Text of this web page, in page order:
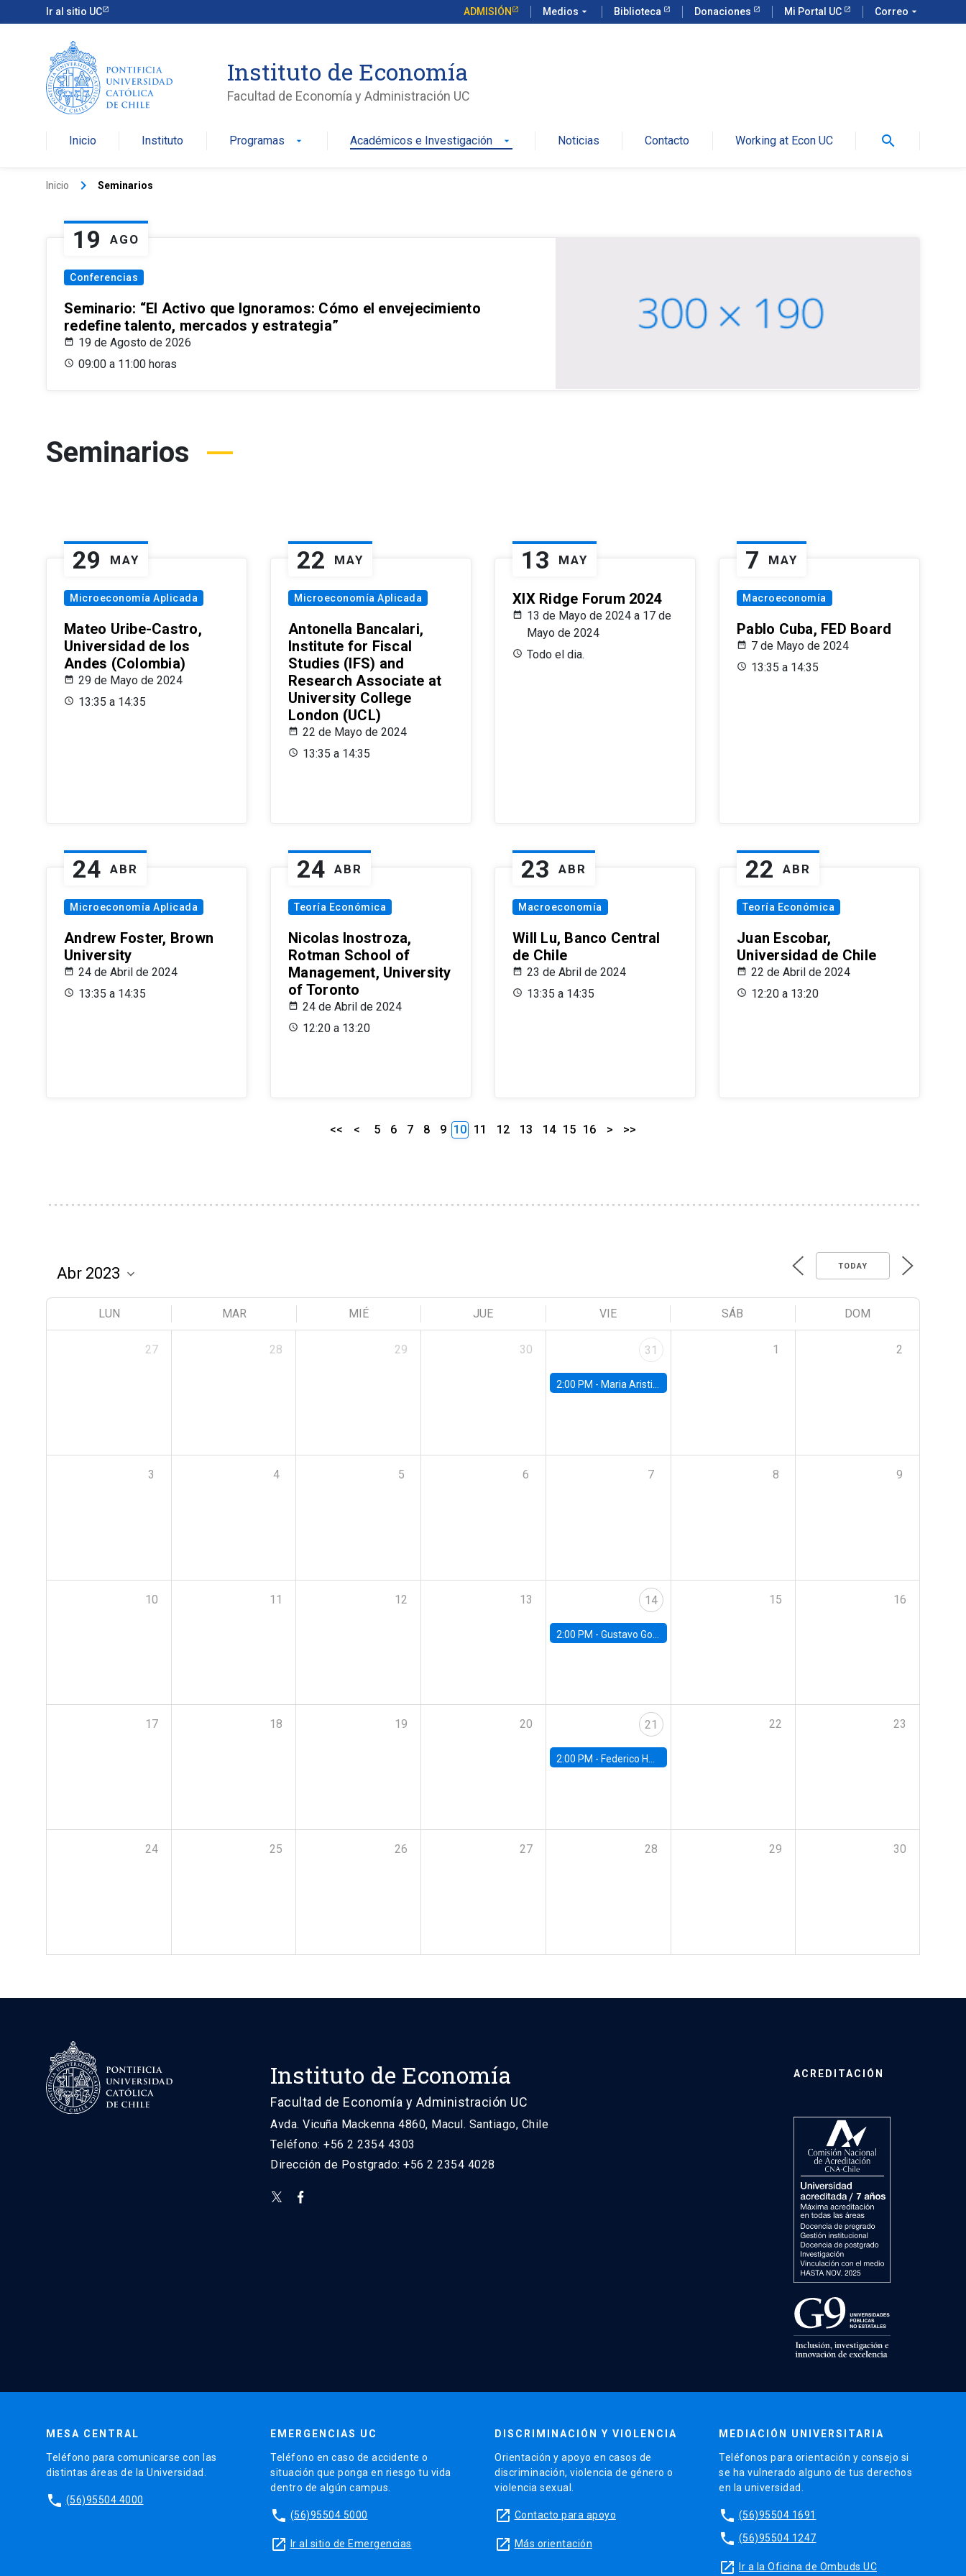
Ir al sitio UC ADMISIÓN Medios arrow_drop_down Biblioteca Donaciones Mi Portal UC Correo arrow_drop_down
Instituto de Economía
Facultad de Economía y Administración UC
Inicio Instituto Programas arrow_drop_down Académicos e Investigación arrow_drop_down Noticias Contacto Working at Econ UC search
Inicio keyboard_arrow_right Seminarios
19 AGO
Conferencias
Seminario: “El Activo que Ignoramos: Cómo el envejecimiento
redefine talento, mercados y estrategia”
19 de Agosto de 2026
09:00 a 11:00 horas
Seminarios
29 MAY
Microeconomía Aplicada
Mateo Uribe-Castro,
Universidad de los
Andes (Colombia)
29 de Mayo de 2024
13:35 a 14:35
22 MAY
Microeconomía Aplicada
Antonella Bancalari,
Institute for Fiscal
Studies (IFS) and
Research Associate at
University College
London (UCL)
22 de Mayo de 2024
13:35 a 14:35
13 MAY
XIX Ridge Forum 2024
13 de Mayo de 2024 a 17 de
Mayo de 2024
Todo el dia.
7 MAY
Macroeconomía
Pablo Cuba, FED Board
7 de Mayo de 2024
13:35 a 14:35
24 ABR
Microeconomía Aplicada
Andrew Foster, Brown
University
24 de Abril de 2024
13:35 a 14:35
24 ABR
Teoría Económica
Nicolas Inostroza,
Rotman School of
Management, University
of Toronto
24 de Abril de 2024
12:20 a 13:20
23 ABR
Macroeconomía
Will Lu, Banco Central
de Chile
23 de Abril de 2024
13:35 a 14:35
22 ABR
Teoría Económica
Juan Escobar,
Universidad de Chile
22 de Abril de 2024
12:20 a 13:20
<< < 5 6 7 8 9 10 11 12 13 14 15 16 > >>
TODAY
LUN MAR MIÉ JUE VIE SÁB DOM
27 28 29 30 31
2:00 PM - Maria Aristizabal-Ramirez, FED Board
1 2
3 4 5 6 7 8 9
10 11 12 13 14
2:00 PM - Gustavo González - Banco Central de Chile
15 16
17 18 19 20 21
2:00 PM - Federico Huneeus - Banco Central de Chile
22 23
24 25 26 27 28 29 30
Instituto de Economía
Facultad de Economía y Administración UC
Avda. Vicuña Mackenna 4860, Macul. Santiago, Chile
Teléfono: +56 2 2354 4303
Dirección de Postgrado: +56 2 2354 4028
ACREDITACIÓN
MESA CENTRAL
Teléfono para comunicarse con las
distintas áreas de la Universidad.
phone (56)95504 4000
EMERGENCIAS UC
Teléfono en caso de accidente o
situación que ponga en riesgo tu vida
dentro de algún campus.
phone (56)95504 5000
launch Ir al sitio de Emergencias
DISCRIMINACIÓN Y VIOLENCIA
Orientación y apoyo en casos de
discriminación, violencia de género o
violencia sexual.
launch Contacto para apoyo
launch Más orientación
MEDIACIÓN UNIVERSITARIA
Teléfonos para orientación y consejo si
se ha vulnerado alguno de tus derechos
en la universidad.
phone (56)95504 1691
phone (56)95504 1247
launch Ir a la Oficina de Ombuds UC